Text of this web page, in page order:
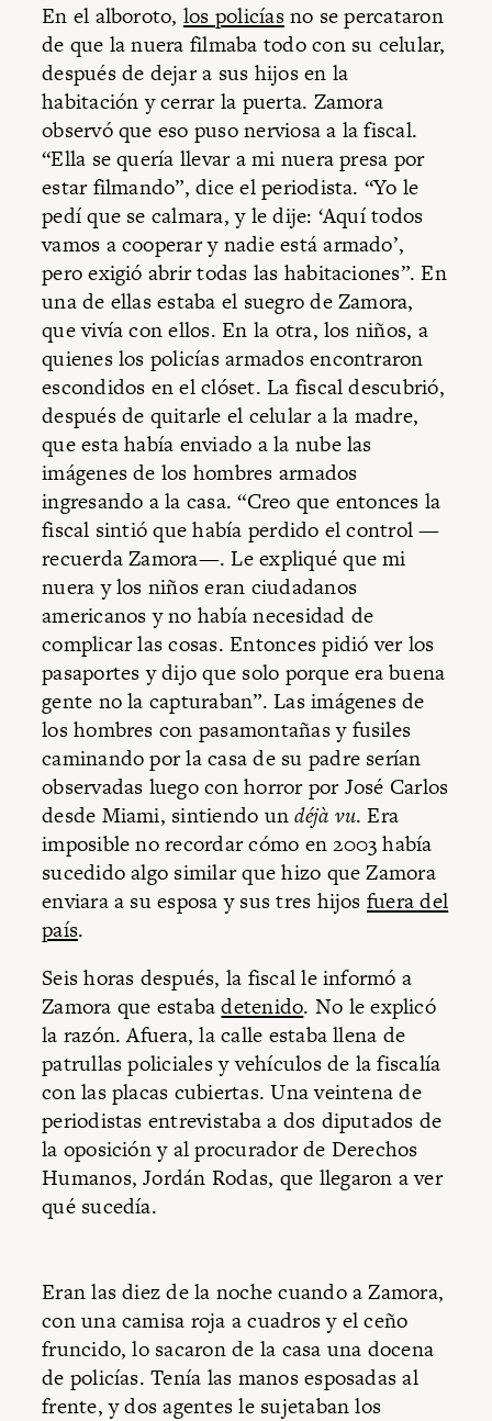
En el alboroto, los policíasno se percataron
de que la nuera filmaba todo con su celular,
después de dejar a sus hijos en la
habitación y cerrar la puerta. Zamora
observó que eso puso nerviosa a la fiscal.
“Ella se quería llevar a mi nuera presa por
estar filmando”, dice el periodista. “Yo le
pedí que se calmara, y le dije: ‘Aquí todos
vamos a cooperar y nadie está armado’,
pero exigió abrir todas las habitaciones”. En
una de ellas estaba el suegro de Zamora,
que vivía con ellos. En la otra, los niños, a
quienes los policías armados encontraron
escondidos en el clóset. La fiscal descubrió,
después de quitarle el celular a la madre,
que esta había enviado a la nube las
imágenes de los hombres armados
ingresando a la casa. “Creo que entonces la
fiscal sintió que había perdido el control —
recuerda Zamora—. Le expliqué que mi
nuera y los niños eran ciudadanos
americanos y no había necesidad de
complicar las cosas. Entonces pidió ver los
pasaportes y dijo que solo porque era buena
gente no la capturaban”. Las imágenes de
los hombres con pasamontañas y fusiles
caminando por la casa de su padre serían
observadas luego con horror por José Carlos
desde Miami, sintiendo undéjà vu. Era
imposible no recordar cómo en 2003 había
sucedido algo similar que hizo que Zamora
enviara a su esposa y sus tres hijos fuera del
país.
Seis horas después, la fiscal le informó a
Zamora que estabadetenido. No le explicó
la razón. Afuera, la calle estaba llena de
patrullas policiales y vehículos de la fiscalía
con las placas cubiertas. Una veintena de
periodistas entrevistaba a dos diputados de
la oposición y al procurador de Derechos
Humanos, Jordán Rodas, que llegaron a ver
qué sucedía.
Eran las diez de la noche cuando a Zamora,
con una camisa roja a cuadros y el ceño
fruncido, lo sacaron de la casa una docena
de policías. Tenía las manos esposadas al
frente, y dos agentes le sujetaban los